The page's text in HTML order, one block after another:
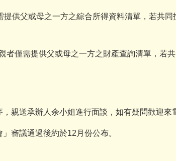
供父或母之一方之綜合所得資料清單，若共
者僅需提供父或母之一方之財產查詢清單，若
親送承辦人余小姐進行面談，如有疑問歡迎來
審議通過後約於12月份公布。